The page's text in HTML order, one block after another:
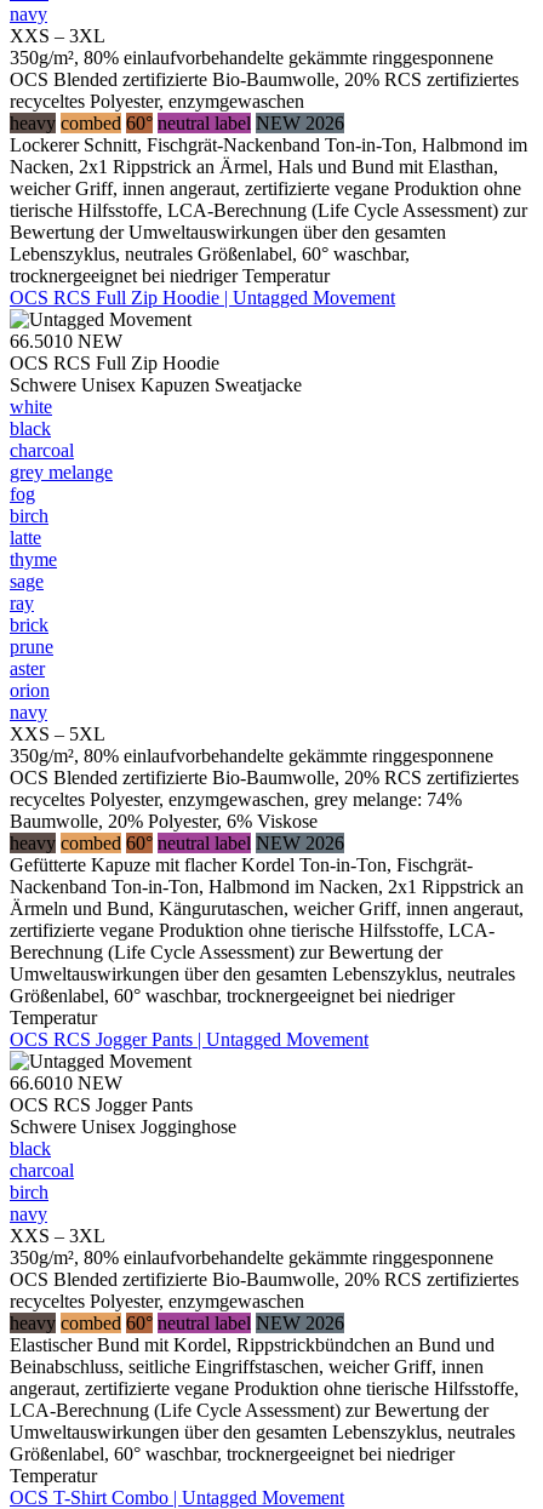
navy
XXS – 3XL
350g/m², 80% einlaufvorbehandelte gekämmte ringgesponnene
OCS Blended zertifizierte Bio-Baumwolle, 20% RCS zertifiziertes
recyceltes Polyester, enzymgewaschen
heavy combed 60° neutral label NEW 2026
Lockerer Schnitt, Fischgrät-Nackenband Ton-in-Ton, Halbmond im
Nacken, 2x1 Rippstrick an Ärmel, Hals und Bund mit Elasthan,
weicher Griff, innen angeraut, zertifizierte vegane Produktion ohne
tierische Hilfsstoffe, LCA-Berechnung (Life Cycle Assessment) zur
Bewertung der Umweltauswirkungen über den gesamten
Lebenszyklus, neutrales Größenlabel, 60° waschbar,
trocknergeeignet bei niedriger Temperatur
OCS RCS Full Zip Hoodie | Untagged Movement
66.5010 NEW
OCS RCS Full Zip Hoodie
Schwere Unisex Kapuzen Sweatjacke
white
black
charcoal
grey melange
fog
birch
latte
thyme
sage
ray
brick
prune
aster
orion
navy
XXS – 5XL
350g/m², 80% einlaufvorbehandelte gekämmte ringgesponnene
OCS Blended zertifizierte Bio-Baumwolle, 20% RCS zertifiziertes
recyceltes Polyester, enzymgewaschen, grey melange: 74%
Baumwolle, 20% Polyester, 6% Viskose
heavy combed 60° neutral label NEW 2026
Gefütterte Kapuze mit flacher Kordel Ton-in-Ton, Fischgrät-
Nackenband Ton-in-Ton, Halbmond im Nacken, 2x1 Rippstrick an
Ärmeln und Bund, Kängurutaschen, weicher Griff, innen angeraut,
zertifizierte vegane Produktion ohne tierische Hilfsstoffe, LCA-
Berechnung (Life Cycle Assessment) zur Bewertung der
Umweltauswirkungen über den gesamten Lebenszyklus, neutrales
Größenlabel, 60° waschbar, trocknergeeignet bei niedriger
Temperatur
OCS RCS Jogger Pants | Untagged Movement
66.6010 NEW
OCS RCS Jogger Pants
Schwere Unisex Jogginghose
black
charcoal
birch
navy
XXS – 3XL
350g/m², 80% einlaufvorbehandelte gekämmte ringgesponnene
OCS Blended zertifizierte Bio-Baumwolle, 20% RCS zertifiziertes
recyceltes Polyester, enzymgewaschen
heavy combed 60° neutral label NEW 2026
Elastischer Bund mit Kordel, Rippstrickbündchen an Bund und
Beinabschluss, seitliche Eingriffstaschen, weicher Griff, innen
angeraut, zertifizierte vegane Produktion ohne tierische Hilfsstoffe,
LCA-Berechnung (Life Cycle Assessment) zur Bewertung der
Umweltauswirkungen über den gesamten Lebenszyklus, neutrales
Größenlabel, 60° waschbar, trocknergeeignet bei niedriger
Temperatur
OCS T-Shirt Combo | Untagged Movement